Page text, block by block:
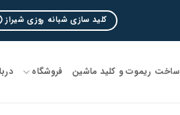
کلید سازی شبانه روزی
ساخت ریموت و کلید ماشین فروشگاه